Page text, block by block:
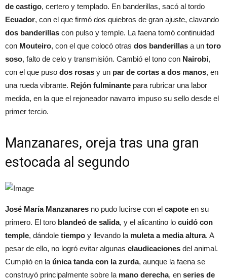
de castigo, certero y templado. En banderillas, sacó al tordo
Ecuador, con el que firmó dos quiebros de gran ajuste, clavando
dos banderillas con pulso y temple. La faena tomó continuidad
con Mouteiro, con el que colocó otras dos banderillas a un toro
soso, falto de celo y transmisión. Cambió el tono con Nairobi,
con el que puso dos rosas y un par de cortas a dos manos, en
una rueda vibrante. Rejón fulminante para rubricar una labor
medida, en la que el rejoneador navarro impuso su sello desde el
primer tercio.
Manzanares, oreja tras una gran
estocada al segundo
José María Manzanares no pudo lucirse con el capote en su
primero. El toro blandeó de salida, y el alicantino lo cuidó con
temple, dándole tiempo y llevando la muleta a media altura. A
pesar de ello, no logró evitar algunas claudicaciones del animal.
Cumplió en la única tanda con la zurda, aunque la faena se
construyó principalmente sobre la mano derecha, en series de